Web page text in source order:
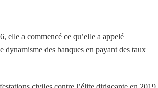
elle a commencé ce qu’elle a appelé
des banques en payant des taux